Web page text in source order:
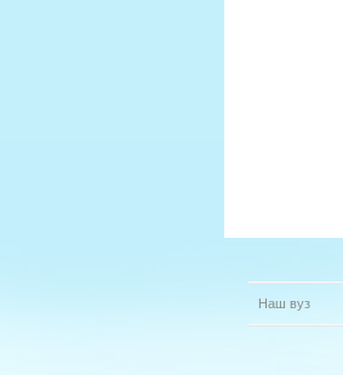
Наш вуз